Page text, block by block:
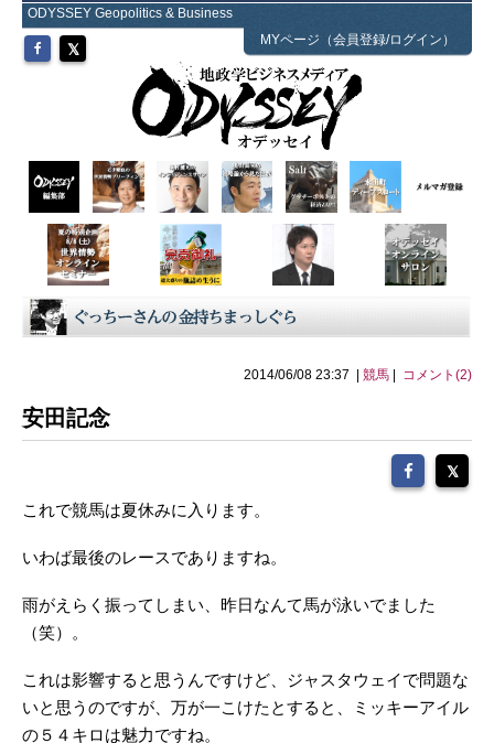
ODYSSEY Geopolitics & Business
MYページ（会員登録/ログイン）
2014/06/08 23:37 | 競馬 コメント(2)
安田記念
これで競馬は夏休みに入ります。
いわば最後のレースでありますね。
雨がえらく振ってしまい、昨日なんて馬が泳いでました
（笑）。
これは影響すると思うんですけど、ジャスタウェイで問題な
いと思うのですが、万が一こけたとすると、ミッキーアイル
の５４キロは魅力ですね。